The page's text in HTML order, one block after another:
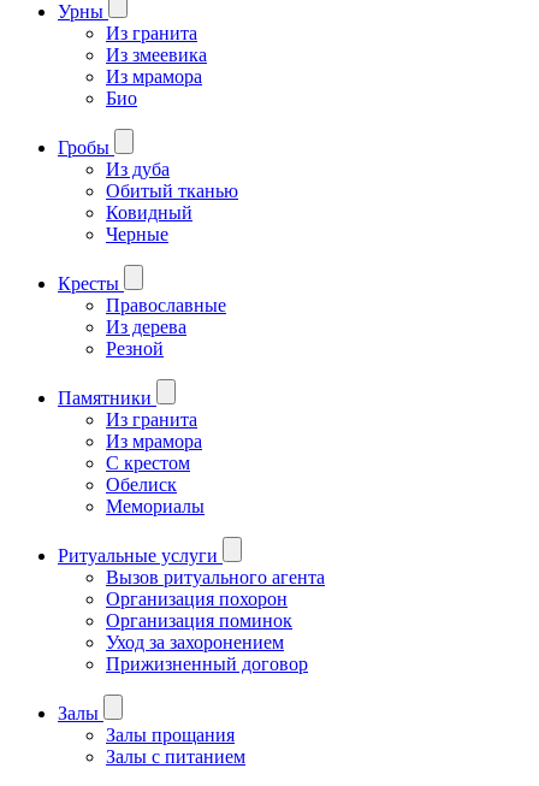
Урны
Из гранита
Из змеевика
Из мрамора
Био
Гробы
Из дуба
Обитый тканью
Ковидный
Черные
Кресты
Православные
Из дерева
Резной
Памятники
Из гранита
Из мрамора
С крестом
Обелиск
Мемориалы
Ритуальные услуги
Вызов ритуального агента
Организация похорон
Организация поминок
Уход за захоронением
Прижизненный договор
Залы
Залы прощания
Залы с питанием